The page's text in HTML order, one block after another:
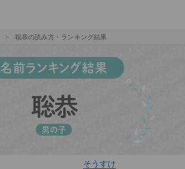
聡恭の読み方・ランキング結果
名前ランキング結果
聡恭
男の子
そうすけ